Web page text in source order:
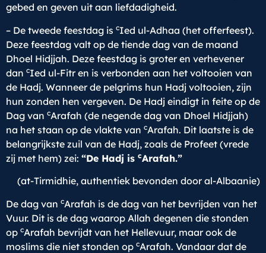
gebed en geven uit aan liefdadigheid.
– De tweede feestdag is cIed ul-Adhaa (het offerfeest).
Deze feestdag valt op de tiende dag van de maand
Dhoel Hidjjah. Deze feestdag is groter en verhevener
dan cIed ul-Fitr en is verbonden aan het voltooien van
de Hadj. Wanneer de pelgrims hun Hadj voltooien, zijn
hun zonden hen vergeven. De Hadj eindigt in feite op de
Dag van cArafah (de negende dag van Dhoel Hidjjah)
na het staan op de vlakte van cArafah. Dit laatste is de
belangrijkste zuil van de Hadj, zoals de Profeet (vrede
zij met hem) zei: “De Hadj is cArafah.”
(at-Tirmidhie, authentiek bevonden door al-Albaanie)
De dag van cArafah is de dag van het bevrijden van het
Vuur. Dit is de dag waarop Allah degenen die stonden
op cArafah bevrijdt van het Hellevuur, maar ook de
moslims die niet stonden op cArafah. Vandaar dat de